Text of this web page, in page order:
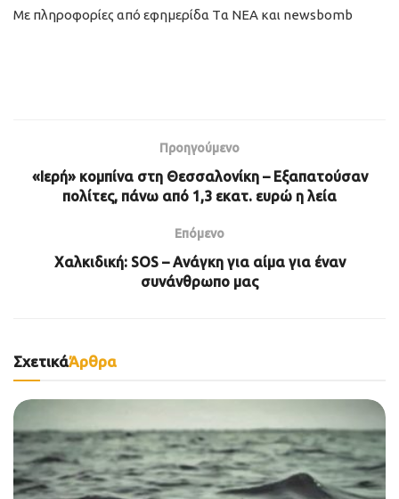
Με πληροφορίες από εφημερίδα Tα ΝΕΑ και newsbomb
Προηγούμενο
«Ιερή» κομπίνα στη Θεσσαλονίκη – Εξαπατούσαν
πολίτες, πάνω από 1,3 εκατ. ευρώ η λεία
Επόμενο
Χαλκιδική: SOS – Ανάγκη για αίμα για έναν
συνάνθρωπο μας
ΣχετικάΆρθρα